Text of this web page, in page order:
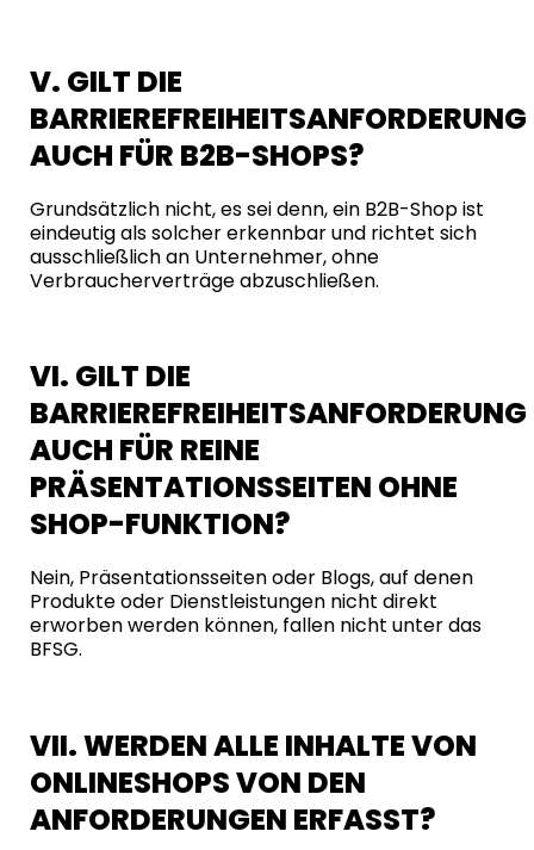
V. GILT DIE
BARRIEREFREIHEITSANFORDERUNG
AUCH FÜR B2B-SHOPS?
Grundsätzlich nicht, es sei denn, ein B2B-Shop ist
eindeutig als solcher erkennbar und richtet sich
ausschließlich an Unternehmer, ohne
Verbraucherverträge abzuschließen.
VI. GILT DIE
BARRIEREFREIHEITSANFORDERUNG
AUCH FÜR REINE
PRÄSENTATIONSSEITEN OHNE
SHOP-FUNKTION?
Nein, Präsentationsseiten oder Blogs, auf denen
Produkte oder Dienstleistungen nicht direkt
erworben werden können, fallen nicht unter das
BFSG.
VII. WERDEN ALLE INHALTE VON
ONLINESHOPS VON DEN
ANFORDERUNGEN ERFASST?